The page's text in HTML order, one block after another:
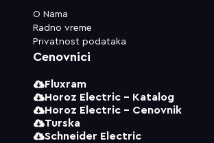
O Nama
Radno vreme
Privatnost podataka
Cenovnici
Fluxram
Horoz Electric - Katalog
Horoz Electric - Cenovnik
Turska
Schneider Electric